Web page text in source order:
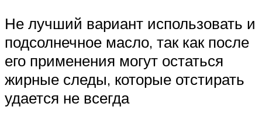
Не лучший вариант использовать и
подсолнечное масло, так как после
его применения могут остаться
жирные следы, которые отстирать
удается не всегда